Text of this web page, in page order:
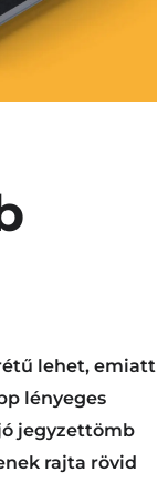
lehet, emiatt
lényeges
jegyzettömb
rajta rövid